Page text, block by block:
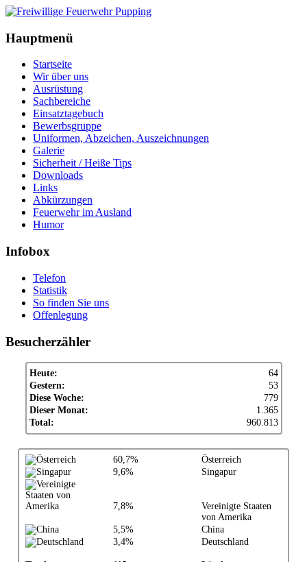
Hauptmenü
Startseite
Wir über uns
Ausrüstung
Sachbereiche
Einsatztagebuch
Bewerbsgruppe
Uniformen, Abzeichen, Auszeichnungen
Galerie
Sicherheit / Heiße Tips
Downloads
Links
Abkürzungen
Feuerwehr im Ausland
Humor
Infobox
Telefon
Statistik
So finden Sie uns
Offenlegung
Besucherzähler
Heute:
64
Gestern:
53
Diese Woche:
779
Dieser Monat:
1.365
Total:
960.813
60,7%
Österreich
9,6%
Singapur
7,8%
Vereinigte Staaten
von Amerika
5,5%
China
3,4%
Deutschland